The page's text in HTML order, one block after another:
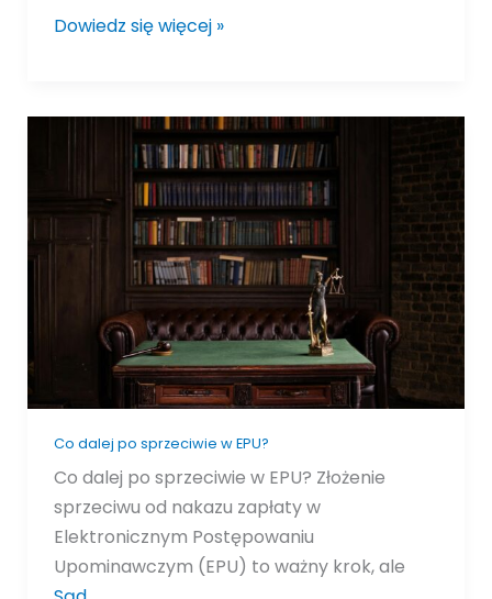
Dowiedz się więcej »
Co dalej po sprzeciwie w EPU?
Co dalej po sprzeciwie w EPU? Złożenie
sprzeciwu od nakazu zapłaty w
Elektronicznym Postępowaniu
Upominawczym (EPU) to ważny krok, ale
sprzeciwie
w